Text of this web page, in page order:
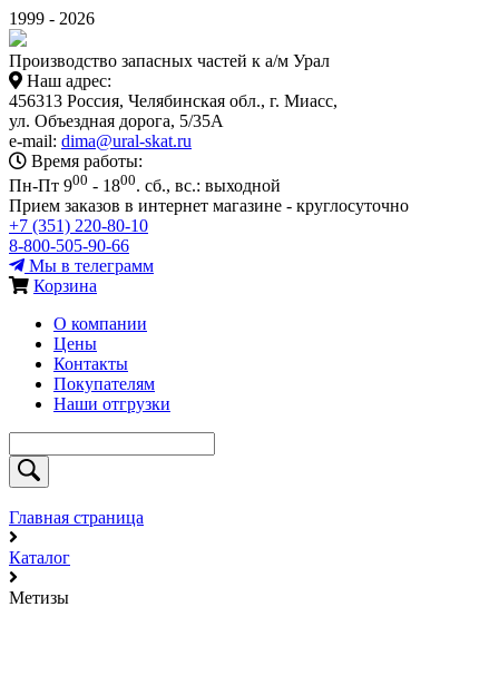
1999 - 2026
Производство запасных частей к а/м Урал
Наш адрес:
456313 Россия, Челябинская обл., г. Миасс,
ул. Объездная дорога, 5/35А
e-mail: dima@ural-skat.ru
Время работы:
Пн-Пт 900 - 1800. сб., вс.: выходной
Прием заказов в интернет магазине - круглосуточно
+7 (351) 220-80-10
8-800-505-90-66
Мы в телеграмм
Корзина
О компании
Цены
Контакты
Покупателям
Наши отгрузки
Главная страница
Каталог
Метизы